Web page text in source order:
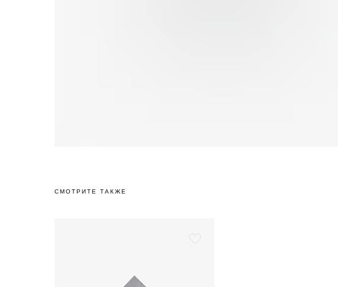
СМОТРИТЕ ТАКЖЕ